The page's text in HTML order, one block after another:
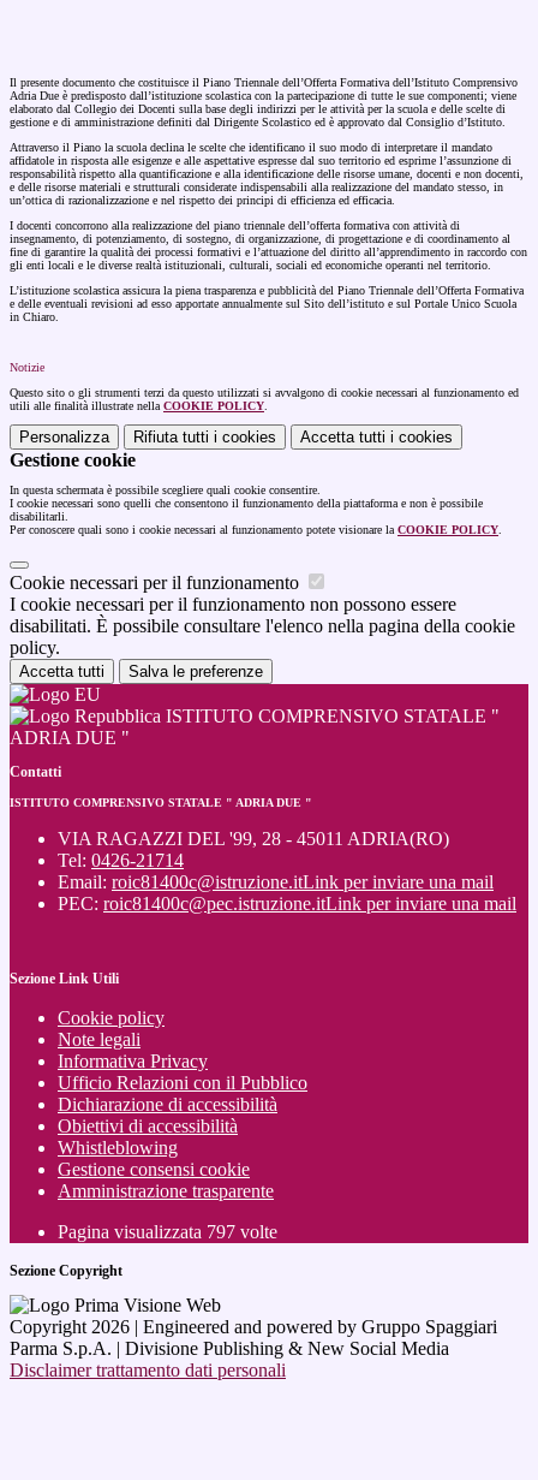
Il presente documento che costituisce il Piano Triennale dell’Offerta Formativa dell’Istituto Comprensivo
Adria Due è predisposto dall’istituzione scolastica con la partecipazione di tutte le sue componenti; viene
elaborato dal Collegio dei Docenti sulla base degli indirizzi per le attività per la scuola e delle scelte di
gestione e di amministrazione definiti dal Dirigente Scolastico ed è approvato dal Consiglio d’Istituto.
Attraverso il Piano la scuola declina le scelte che identificano il suo modo di interpretare il mandato
affidatole in risposta alle esigenze e alle aspettative espresse dal suo territorio ed esprime l’assunzione di
responsabilità rispetto alla quantificazione e alla identificazione delle risorse umane, docenti e non docenti,
e delle risorse materiali e strutturali considerate indispensabili alla realizzazione del mandato stesso, in
un’ottica di razionalizzazione e nel rispetto dei principi di efficienza ed efficacia.
I docenti concorrono alla realizzazione del piano triennale dell’offerta formativa con attività di
insegnamento, di potenziamento, di sostegno, di organizzazione, di progettazione e di coordinamento al
fine di garantire la qualità dei processi formativi e l’attuazione del diritto all’apprendimento in raccordo con
gli enti locali e le diverse realtà istituzionali, culturali, sociali ed economiche operanti nel territorio.
L’istituzione scolastica assicura la piena trasparenza e pubblicità del Piano Triennale dell’Offerta Formativa
e delle eventuali revisioni ad esso apportate annualmente sul Sito dell’istituto e sul Portale Unico Scuola
in Chiaro.
Notizie
Questo sito o gli strumenti terzi da questo utilizzati si avvalgono di cookie necessari al funzionamento ed
utili alle finalità illustrate nella COOKIE POLICY
Personalizza Rifiuta tutti i cookies Accetta tutti i cookies
Gestione cookie
In questa schermata è possibile scegliere quali cookie consentire.
I cookie necessari sono quelli che consentono il funzionamento della piattaforma e non è possibile
disabilitarli.
Per conoscere quali sono i cookie necessari al funzionamento potete visionare la COOKIE POLICY
Cookie necessari per il funzionamento
I cookie necessari per il funzionamento non possono essere
disabilitati. È possibile consultare l'elenco nella pagina della cookie
policy.
Accetta tutti Salva le preferenze
ISTITUTO COMPRENSIVO STATALE "
ADRIA DUE "
Contatti
ISTITUTO COMPRENSIVO STATALE " ADRIA DUE "
VIA RAGAZZI DEL '99, 28 - 45011 ADRIA(RO)
Tel: 0426-21714
Email: roic81400c@istruzione.itLink per inviare una mail
PEC: roic81400c@pec.istruzione.itLink per inviare una mail
Sezione Link Utili
Cookie policy
Note legali
Informativa Privacy
Ufficio Relazioni con il Pubblico
Dichiarazione di accessibilità
Obiettivi di accessibilità
Whistleblowing
Gestione consensi cookie
Amministrazione trasparente
Pagina visualizzata 797 volte
Sezione Copyright
Copyright 2026 | Engineered and powered by Gruppo Spaggiari
Parma S.p.A. | Divisione Publishing & New Social Media
Disclaimer trattamento dati personali